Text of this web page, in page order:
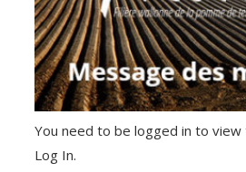
You need to be logged in to view
Log In.